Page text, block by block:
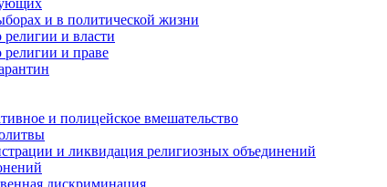
и в политической жизни
и власти
религии и праве
и полицейское вмешательство
и ликвидация религиозных объединений